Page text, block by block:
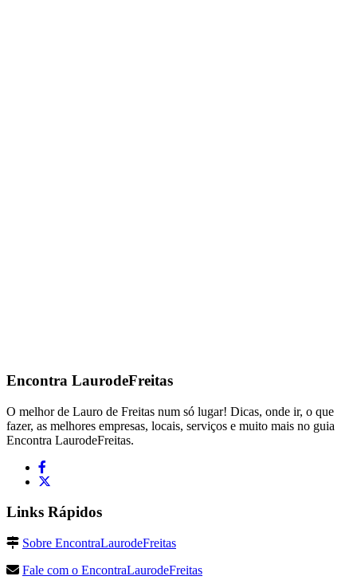
Encontra LaurodeFreitas
O melhor de Lauro de Freitas num só lugar! Dicas, onde ir, o que
fazer, as melhores empresas, locais, serviços e muito mais no guia
Encontra LaurodeFreitas.
Links Rápidos
Sobre EncontraLaurodeFreitas
Fale com o EncontraLaurodeFreitas